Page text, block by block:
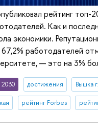
рейтинг топ-
Как и
экономики.
работодателей
— это на 3%
достижения Вышка
рейтинг Forbes